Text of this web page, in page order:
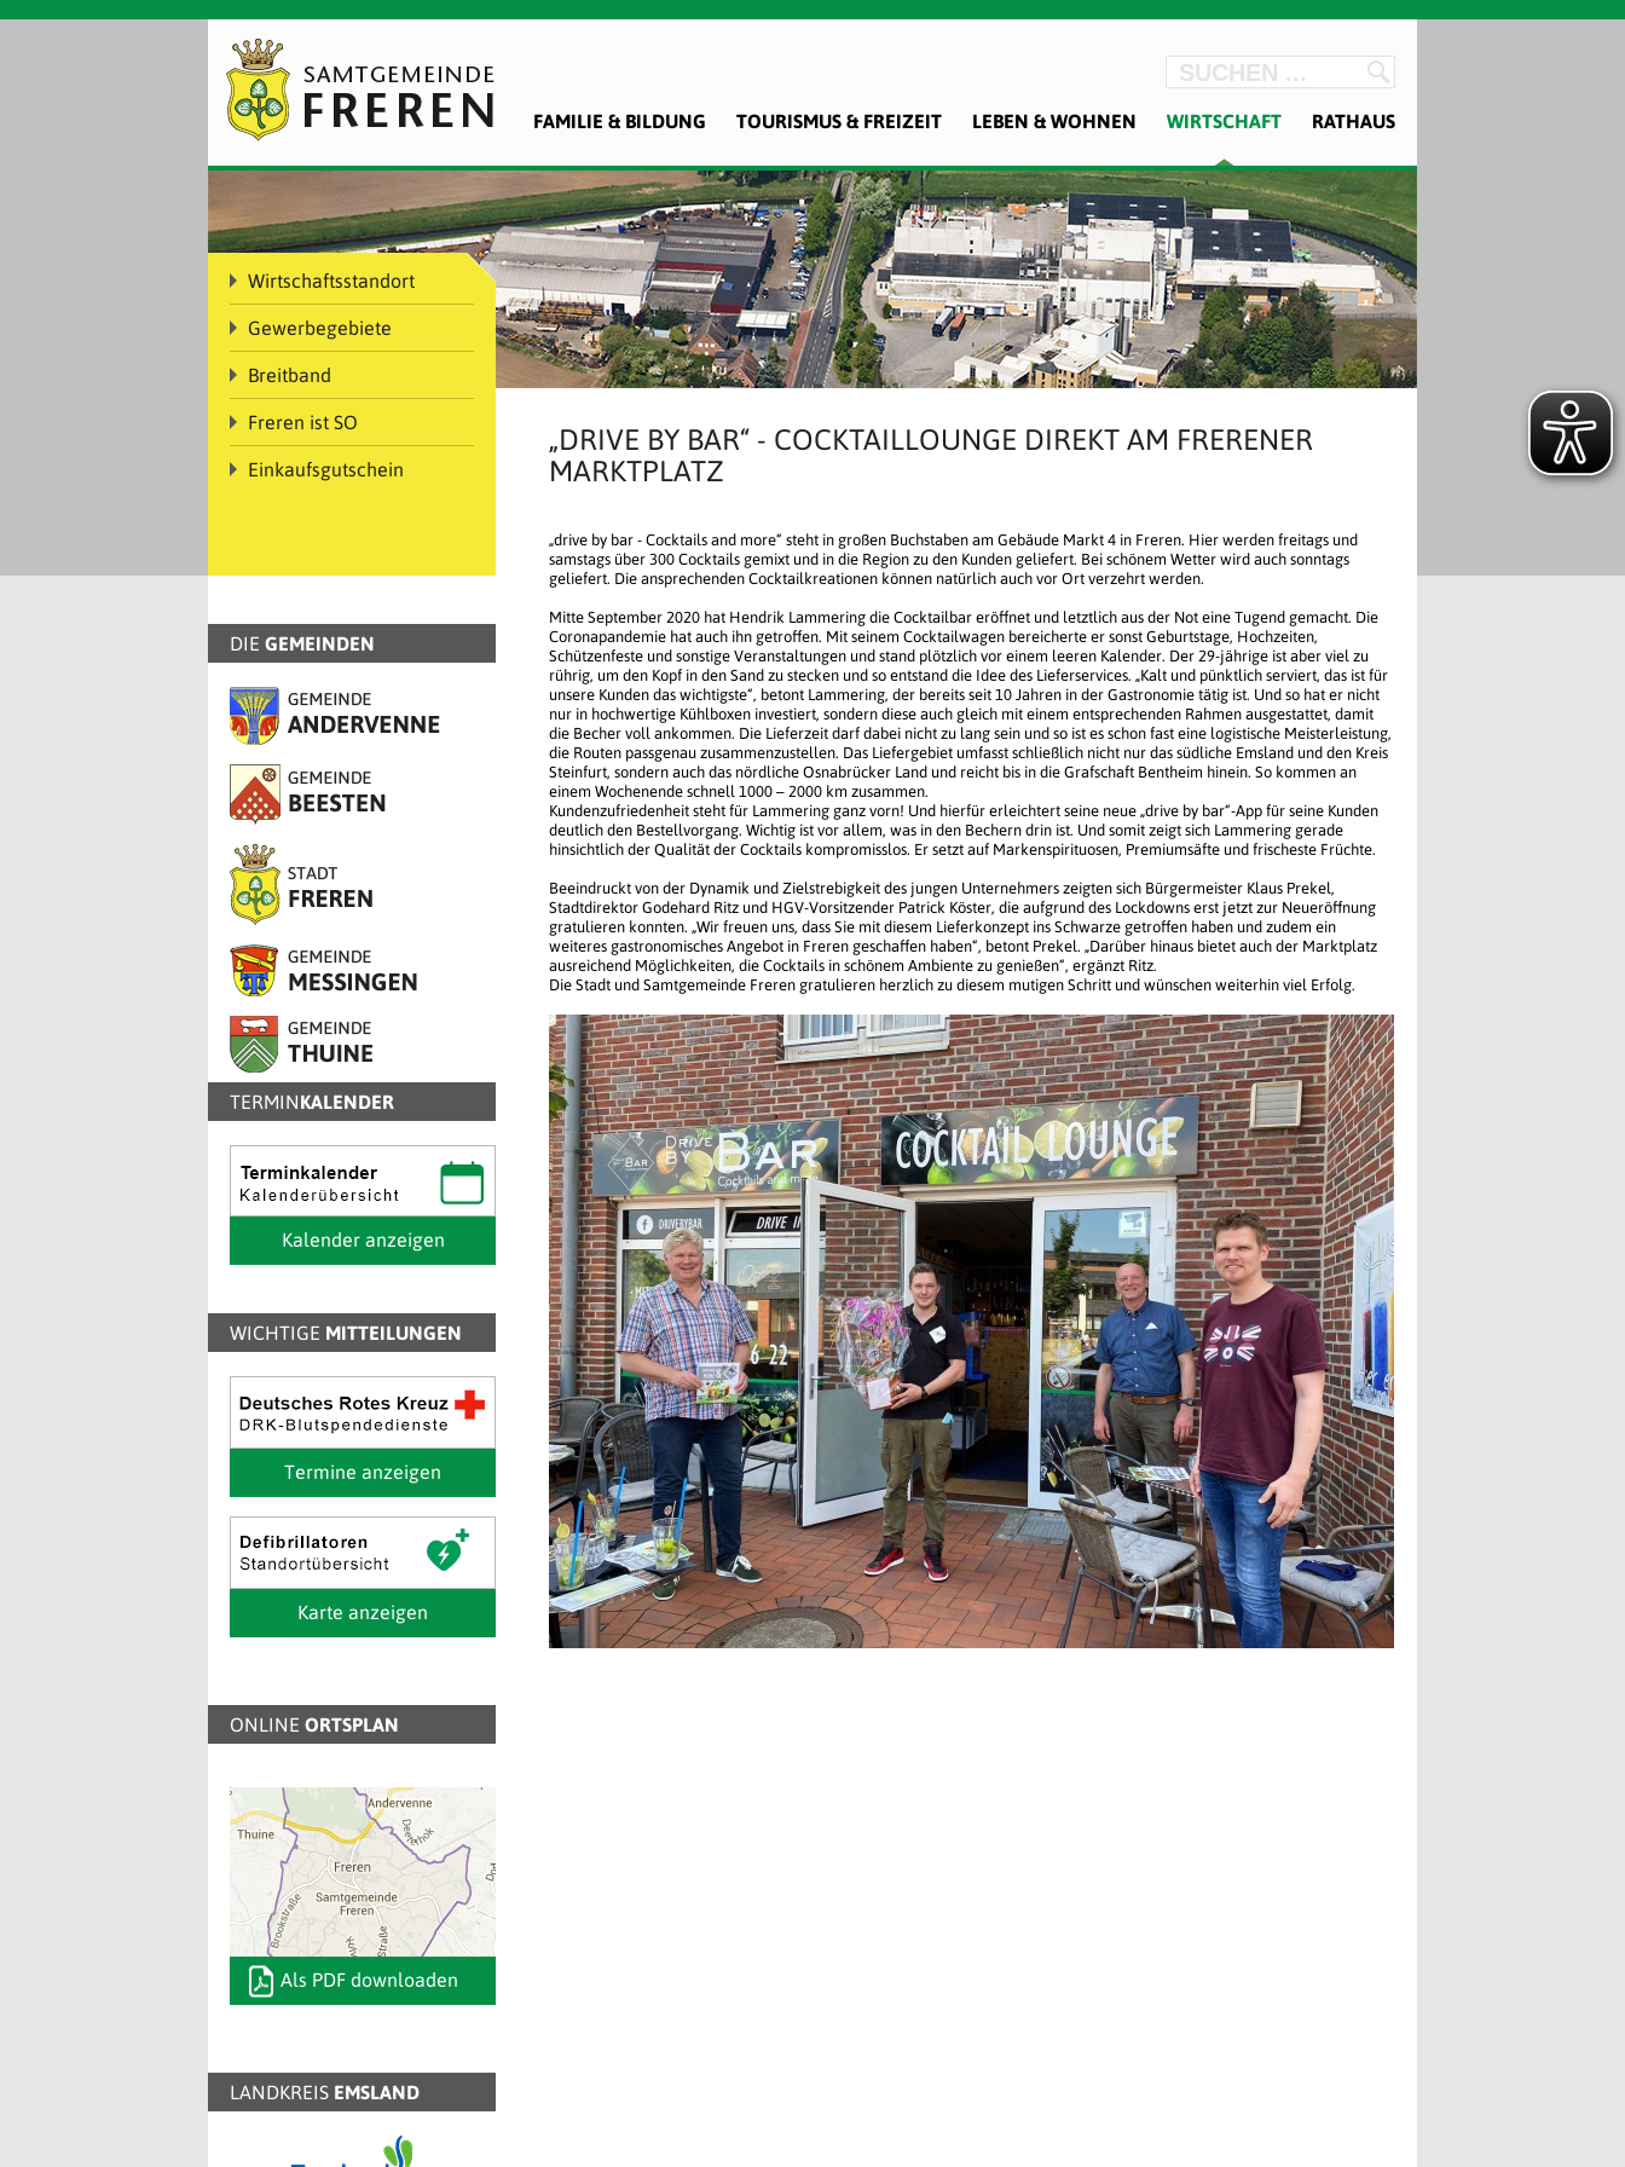
FAMILIE & BILDUNG TOURISMUS & FREIZEIT LEBEN & WOHNEN WIRTSCHAFT RATHAUS
Wirtschaftsstandort
Gewerbegebiete
Breitband
Freren ist SO
Einkaufsgutschein
DIE GEMEINDEN
TERMINKALENDER
Kalender anzeigen
WICHTIGE MITTEILUNGEN
Termine anzeigen
Karte anzeigen
ONLINE ORTSPLAN
Als PDF downloaden
LANDKREIS EMSLAND
„DRIVE BY BAR“ - COCKTAILLOUNGE DIREKT AM FRERENER
MARKTPLATZ
„drive by bar - Cocktails and more“ steht in großen Buchstaben am Gebäude Markt 4 in Freren. Hier werden freitags und
samstags über 300 Cocktails gemixt und in die Region zu den Kunden geliefert. Bei schönem Wetter wird auch sonntags
geliefert. Die ansprechenden Cocktailkreationen können natürlich auch vor Ort verzehrt werden.
Mitte September 2020 hat Hendrik Lammering die Cocktailbar eröffnet und letztlich aus der Not eine Tugend gemacht. Die
Coronapandemie hat auch ihn getroffen. Mit seinem Cocktailwagen bereicherte er sonst Geburtstage, Hochzeiten,
Schützenfeste und sonstige Veranstaltungen und stand plötzlich vor einem leeren Kalender. Der 29-jährige ist aber viel zu
rührig, um den Kopf in den Sand zu stecken und so entstand die Idee des Lieferservices. „Kalt und pünktlich serviert, das ist für
unsere Kunden das wichtigste“, betont Lammering, der bereits seit 10 Jahren in der Gastronomie tätig ist. Und so hat er nicht
nur in hochwertige Kühlboxen investiert, sondern diese auch gleich mit einem entsprechenden Rahmen ausgestattet, damit
die Becher voll ankommen. Die Lieferzeit darf dabei nicht zu lang sein und so ist es schon fast eine logistische Meisterleistung,
die Routen passgenau zusammenzustellen. Das Liefergebiet umfasst schließlich nicht nur das südliche Emsland und den Kreis
Steinfurt, sondern auch das nördliche Osnabrücker Land und reicht bis in die Grafschaft Bentheim hinein. So kommen an
einem Wochenende schnell 1000 – 2000 km zusammen.
Kundenzufriedenheit steht für Lammering ganz vorn! Und hierfür erleichtert seine neue „drive by bar“-App für seine Kunden
deutlich den Bestellvorgang. Wichtig ist vor allem, was in den Bechern drin ist. Und somit zeigt sich Lammering gerade
hinsichtlich der Qualität der Cocktails kompromisslos. Er setzt auf Markenspirituosen, Premiumsäfte und frischeste Früchte.
Beeindruckt von der Dynamik und Zielstrebigkeit des jungen Unternehmers zeigten sich Bürgermeister Klaus Prekel,
Stadtdirektor Godehard Ritz und HGV-Vorsitzender Patrick Köster, die aufgrund des Lockdowns erst jetzt zur Neueröffnung
gratulieren konnten. „Wir freuen uns, dass Sie mit diesem Lieferkonzept ins Schwarze getroffen haben und zudem ein
weiteres gastronomisches Angebot in Freren geschaffen haben“, betont Prekel. „Darüber hinaus bietet auch der Marktplatz
ausreichend Möglichkeiten, die Cocktails in schönem Ambiente zu genießen“, ergänzt Ritz.
Die Stadt und Samtgemeinde Freren gratulieren herzlich zu diesem mutigen Schritt und wünschen weiterhin viel Erfolg.